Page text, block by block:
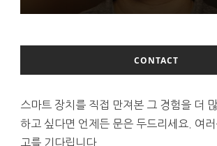
CONTACT
스마트 장치를 직접 만져본 그 경험을 더
하고 싶다면 언제든 문은 두드리세요. 여러
고를 기다립니다.